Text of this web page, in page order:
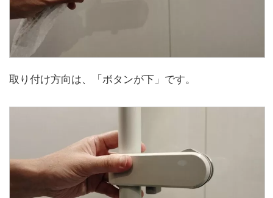
取り付け方向は、「ボタンが下」です。